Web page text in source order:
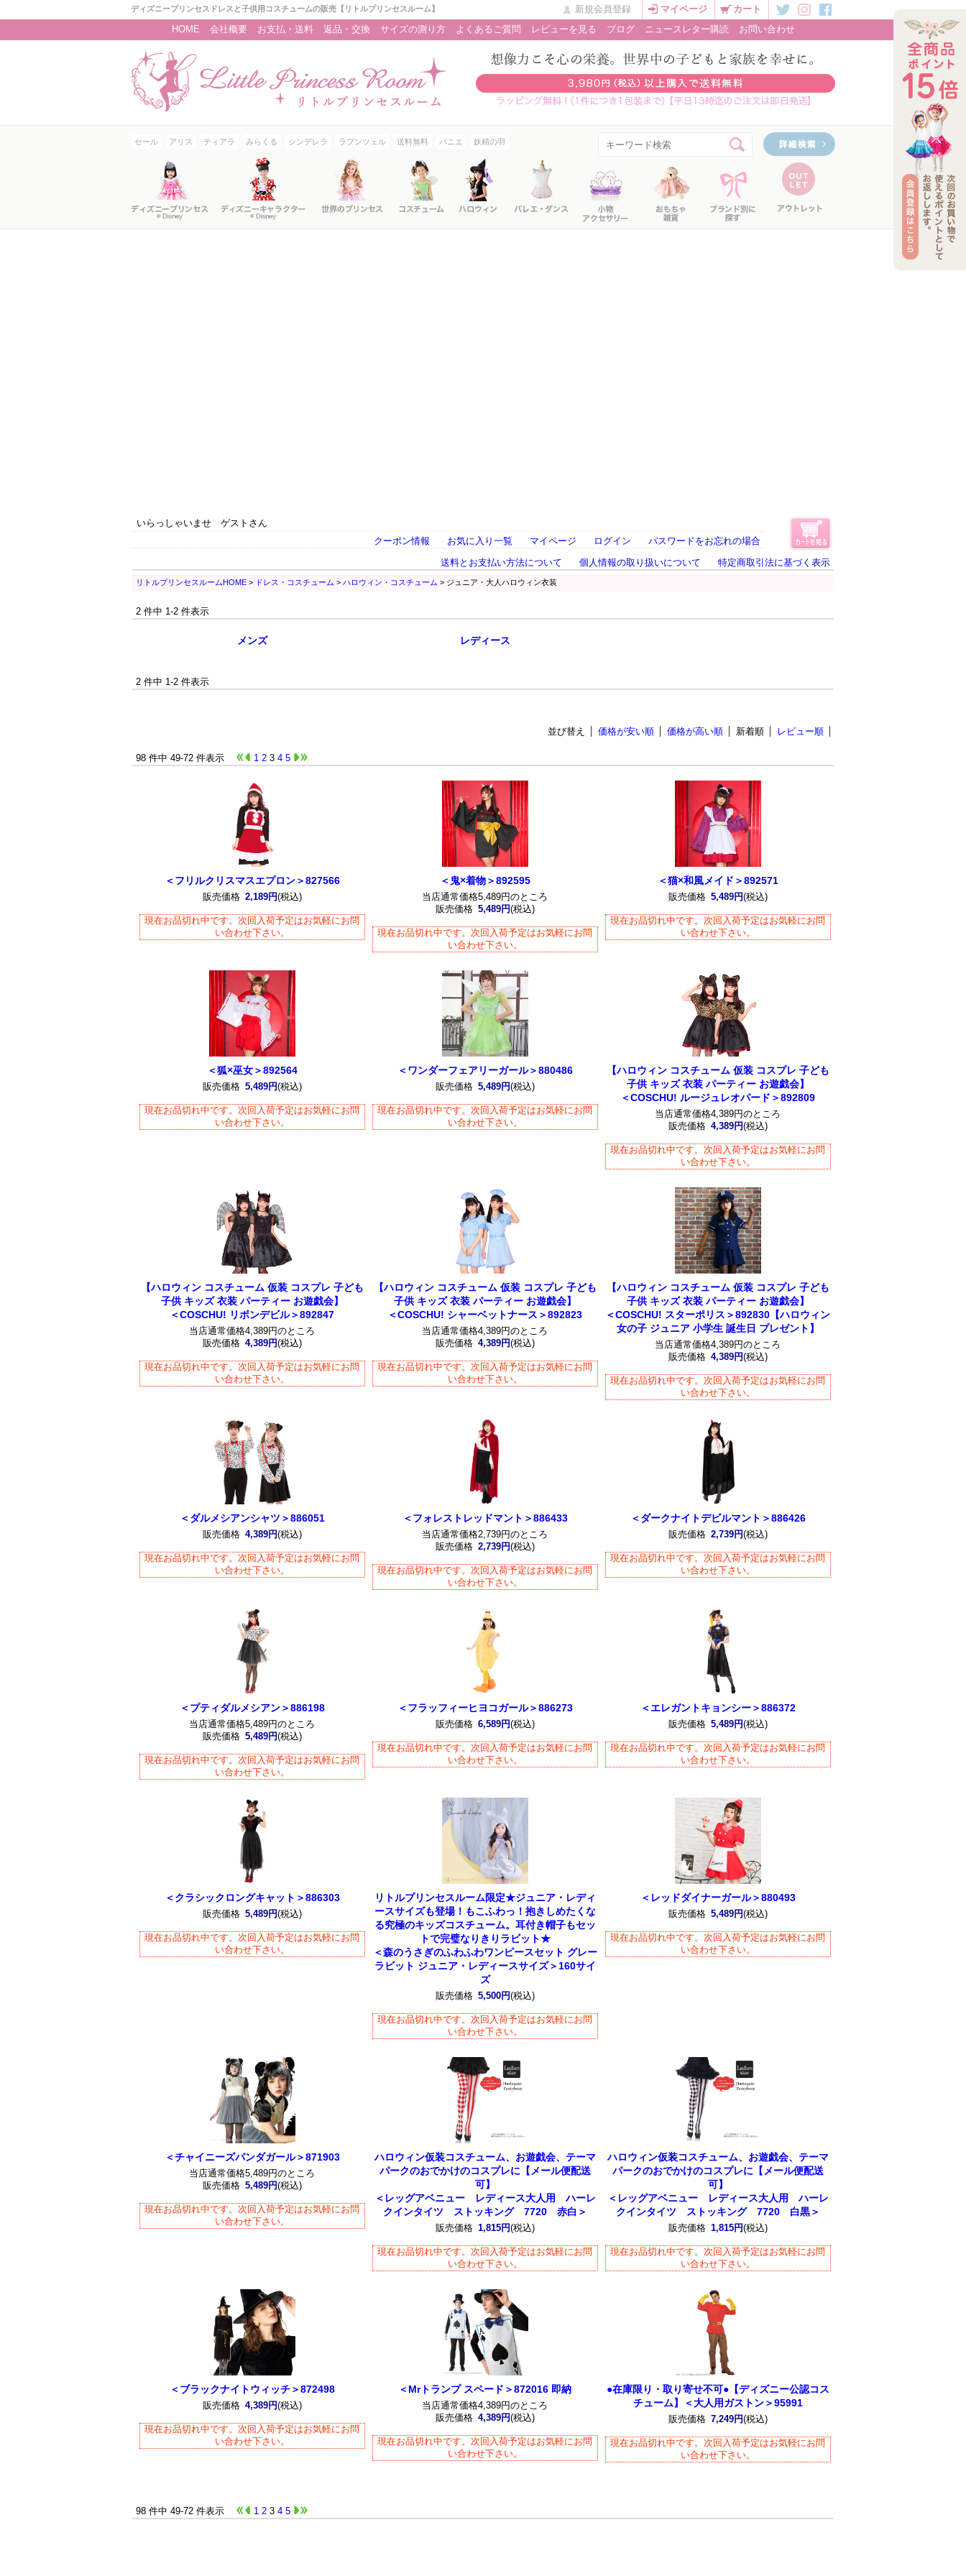
ディズニープリンセスドレスと子供用コスチュームの販売【リトルプリンセスルーム】 新規会員登録 マイページ
カート
HOME
会社概要 お支払・送料 返品・交換 サイズの測り方 よくあるご質問 レビューを見る ブログ ニュースレター購読 お問い合わせ
セール アリス ティアラ みらくる シンデレラ ラプンツェル 送料無料 パニエ 妖精の羽
いらっしゃいませ ゲストさん
クーポン情報
お気に入り一覧 マイページ ログイン
パスワードをお忘れの場合
送料とお支払い方法について
個人情報の取り扱いについて 特定商取引法に基づく表示
リトルプリンセスルームHOME > ドレス・コスチューム > ハロウィン・コスチューム > ジュニア・大人ハロウィン衣装
2 件中 1-2 件表示
メンズ レディース
2 件中 1-2 件表示
並び替え 価格が安い順 価格が高い順 新着順 レビュー順
98 件中 49-72 件表示 1 2 3 4 5
＜フリルクリスマスエプロン＞827566
販売価格 2,189円(税込)
現在お品切れ中です。次回入荷予定はお気軽にお問
い合わせ下さい。
＜鬼×着物＞892595
当店通常価格5,489円のところ
販売価格 5,489円(税込)
現在お品切れ中です。次回入荷予定はお気軽にお問
い合わせ下さい。
＜猫×和風メイド＞892571
販売価格 5,489円(税込)
現在お品切れ中です。次回入荷予定はお気軽にお問
い合わせ下さい。
＜狐×巫女＞892564
販売価格 5,489円(税込)
現在お品切れ中です。次回入荷予定はお気軽にお問
い合わせ下さい。
＜ワンダーフェアリーガール＞880486
販売価格 5,489円(税込)
現在お品切れ中です。次回入荷予定はお気軽にお問
い合わせ下さい。
【ハロウィン コスチューム 仮装 コスプレ 子ども
子供 キッズ 衣装 パーティー お遊戯会】
＜COSCHU! ルージュレオパード＞892809
当店通常価格4,389円のところ
販売価格 4,389円(税込)
現在お品切れ中です。次回入荷予定はお気軽にお問
い合わせ下さい。
【ハロウィン コスチューム 仮装 コスプレ 子ども
子供 キッズ 衣装 パーティー お遊戯会】
＜COSCHU! リボンデビル＞892847
当店通常価格4,389円のところ
販売価格 4,389円(税込)
現在お品切れ中です。次回入荷予定はお気軽にお問
い合わせ下さい。
【ハロウィン コスチューム 仮装 コスプレ 子ども
子供 キッズ 衣装 パーティー お遊戯会】
＜COSCHU! シャーベットナース＞892823
当店通常価格4,389円のところ
販売価格 4,389円(税込)
現在お品切れ中です。次回入荷予定はお気軽にお問
い合わせ下さい。
【ハロウィン コスチューム 仮装 コスプレ 子ども
子供 キッズ 衣装 パーティー お遊戯会】
＜COSCHU! スターポリス＞892830【ハロウィン
女の子 ジュニア 小学生 誕生日 プレゼント】
当店通常価格4,389円のところ
販売価格 4,389円(税込)
現在お品切れ中です。次回入荷予定はお気軽にお問
い合わせ下さい。
＜ダルメシアンシャツ＞886051
販売価格 4,389円(税込)
現在お品切れ中です。次回入荷予定はお気軽にお問
い合わせ下さい。
＜フォレストレッドマント＞886433
当店通常価格2,739円のところ
販売価格 2,739円(税込)
現在お品切れ中です。次回入荷予定はお気軽にお問
い合わせ下さい。
＜ダークナイトデビルマント＞886426
販売価格 2,739円(税込)
現在お品切れ中です。次回入荷予定はお気軽にお問
い合わせ下さい。
＜プティダルメシアン＞886198
当店通常価格5,489円のところ
販売価格 5,489円(税込)
現在お品切れ中です。次回入荷予定はお気軽にお問
い合わせ下さい。
＜フラッフィーヒヨコガール＞886273
販売価格 6,589円(税込)
現在お品切れ中です。次回入荷予定はお気軽にお問
い合わせ下さい。
＜エレガントキョンシー＞886372
販売価格 5,489円(税込)
現在お品切れ中です。次回入荷予定はお気軽にお問
い合わせ下さい。
＜クラシックロングキャット＞886303
販売価格 5,489円(税込)
現在お品切れ中です。次回入荷予定はお気軽にお問
い合わせ下さい。
リトルプリンセスルーム限定★ジュニア・レディ
ースサイズも登場！もこふわっ！抱きしめたくな
る究極のキッズコスチューム。耳付き帽子もセッ
トで完璧なりきりラビット★
＜森のうさぎのふわふわワンピースセット グレー
ラビット ジュニア・レディースサイズ＞160サイ
ズ
販売価格 5,500円(税込)
現在お品切れ中です。次回入荷予定はお気軽にお問
い合わせ下さい。
＜レッドダイナーガール＞880493
販売価格 5,489円(税込)
現在お品切れ中です。次回入荷予定はお気軽にお問
い合わせ下さい。
＜チャイニーズパンダガール＞871903
当店通常価格5,489円のところ
販売価格 5,489円(税込)
現在お品切れ中です。次回入荷予定はお気軽にお問
い合わせ下さい。
ハロウィン仮装コスチューム、お遊戯会、テーマ
パークのおでかけのコスプレに【メール便配送
可】
＜レッグアベニュー レディース大人用 ハーレ
クインタイツ ストッキング 7720 赤白＞
販売価格 1,815円(税込)
現在お品切れ中です。次回入荷予定はお気軽にお問
い合わせ下さい。
ハロウィン仮装コスチューム、お遊戯会、テーマ
パークのおでかけのコスプレに【メール便配送
可】
＜レッグアベニュー レディース大人用 ハーレ
クインタイツ ストッキング 7720 白黒＞
販売価格 1,815円(税込)
現在お品切れ中です。次回入荷予定はお気軽にお問
い合わせ下さい。
＜ブラックナイトウィッチ＞872498
販売価格 4,389円(税込)
現在お品切れ中です。次回入荷予定はお気軽にお問
い合わせ下さい。
＜Mrトランプ スペード＞872016 即納
当店通常価格4,389円のところ
販売価格 4,389円(税込)
現在お品切れ中です。次回入荷予定はお気軽にお問
い合わせ下さい。
●在庫限り・取り寄せ不可●【ディズニー公認コス
チューム】＜大人用ガストン＞95991
販売価格 7,249円(税込)
現在お品切れ中です。次回入荷予定はお気軽にお問
い合わせ下さい。
98 件中 49-72 件表示 1 2 3 4 5